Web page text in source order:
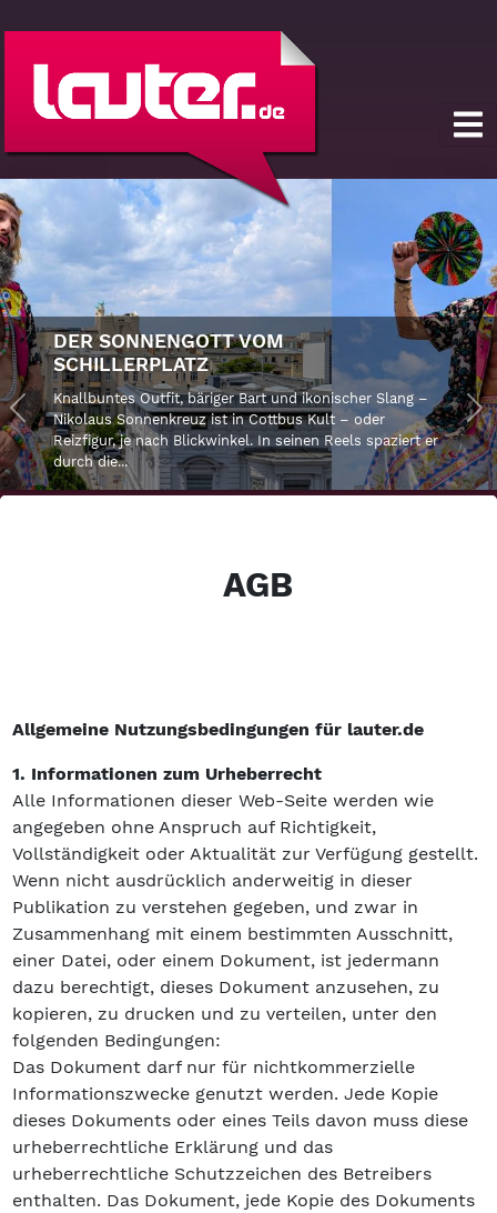
DER SONNENGOTT VOM
SCHILLERPLATZ
Knallbuntes Outfit, bäriger Bart und ikonischer Slang –
Nikolaus Sonnenkreuz ist in Cottbus Kult – oder
Reizfigur, je nach Blickwinkel. In seinen Reels spaziert er
durch die...
Previous
AGB
Allgemeine Nutzungsbedingungen für lauter.de
1. Informationen zum Urheberrecht
Alle Informationen dieser Web-Seite werden wie
angegeben ohne Anspruch auf Richtigkeit,
Vollständigkeit oder Aktualität zur Verfügung gestellt.
Wenn nicht ausdrücklich anderweitig in dieser
Publikation zu verstehen gegeben, und zwar in
Zusammenhang mit einem bestimmten Ausschnitt,
einer Datei, oder einem Dokument, ist jedermann
dazu berechtigt, dieses Dokument anzusehen, zu
kopieren, zu drucken und zu verteilen, unter den
folgenden Bedingungen:
Das Dokument darf nur für nichtkommerzielle
Informationszwecke genutzt werden. Jede Kopie
dieses Dokuments oder eines Teils davon muss diese
urheberrechtliche Erklärung und das
urheberrechtliche Schutzzeichen des Betreibers
enthalten. Das Dokument, jede Kopie des Dokuments